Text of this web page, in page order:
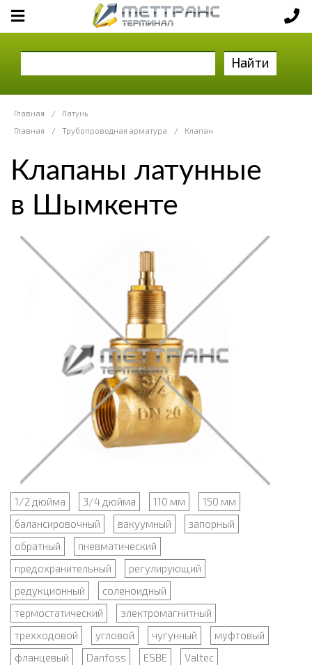
Найти
Главная /
Латунь
Главная
/ Трубопроводная арматура / Клапан
Клапаны латунные
в Шымкенте
1/2 дюйма 3/4 дюйма 110 мм
150 мм
балансировочный
вакуумный
запорный
обратный
пневматический
предохранительный
регулирующий
редукционный
соленоидный
термостатический
электромагнитный
трехходовой
угловой чугунный
муфтовый
фланцевый
Danfoss ESBE Valtec